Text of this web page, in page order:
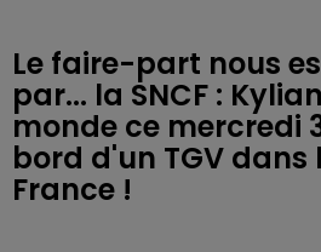
Le faire-part nous
par... la SNCF :
monde ce mercredi
bord d'un TGV dans
France !